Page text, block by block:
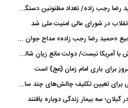
بازداشت مظنون اصلی قتل حمید رضا رجب‌ زاده/ تعداد مظنونین دستگیر شده به ۵ نفر رسید
در شورای عالی امنیت ملی شد
جزئیات تازه از ربایش و قتل فجیع «حمید رضا رجب زاده» مداح جوان تهرانی؛ ۴ متهم بازداشت شدند
راه حل مشکلات اقتصادی سازش با آمریکا نیست/ دولت مانع زیان شالیکاران شود
برای یاری امام زمان (عج) است
سفر دولت به گیلان، باید فرصتی برای تعیین تکلیف چالش‌های چند ساله استان باشد